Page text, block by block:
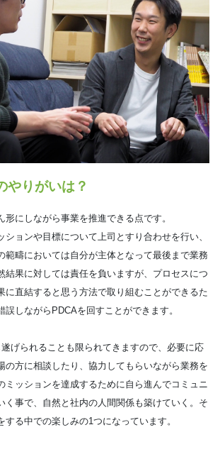
やりがいは？
形にしながら事業を推進できる点です。
ションや目標について上司とすり合わせを行い、
範疇においては自分が主体となって最後まで業務
結果に対しては責任を負いますが、プロセスにつ
に直結すると思う方法で取り組むことができるた
誤しながらPDCAを回すことができます。
げられることも限られてきますので、必要に応
の方に相談したり、協力してもらいながら業務を
ミッションを達成するために自ら進んでコミュニ
く事で、自然と社内の人間関係も築けていく。そ
する中での楽しみの1つになっています。